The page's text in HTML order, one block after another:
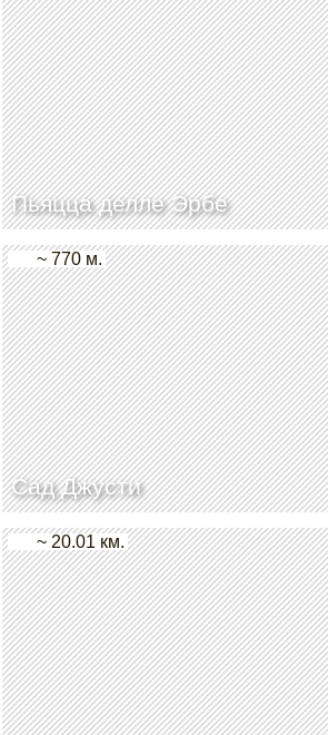
Пьяцца делле Эрбе
Сад Джусти
~ 770 м.
~ 20.01 км.